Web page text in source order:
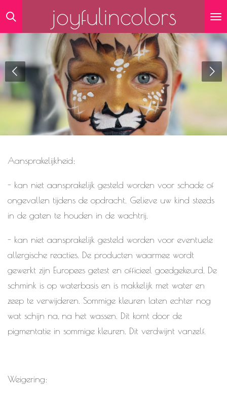
Ga
hoofdinhoud
joyfulincolors
Aansprakelijkheid:
- kan niet aansprakelijk gesteld worden voor schade of
ongevallen tijdens de opdracht. Gelieve uw kind steeds
in de gaten te houden in de wachtrij.
- kan niet aansprakelijk gesteld worden voor eventuele
allergische reacties. De producten waarmee wordt
gewerkt zijn Europees getest en officieel goedgekeurd. De
schmink is op waterbasis en is makkelijk met water en
zeep te verwijderen. Sommige kleuren laten echter nog
wat schijn na, na het wassen. Dit komt door de
pigmentatie in sommige kleuren. Dit verdwijnt vanzelf.
Weigering: